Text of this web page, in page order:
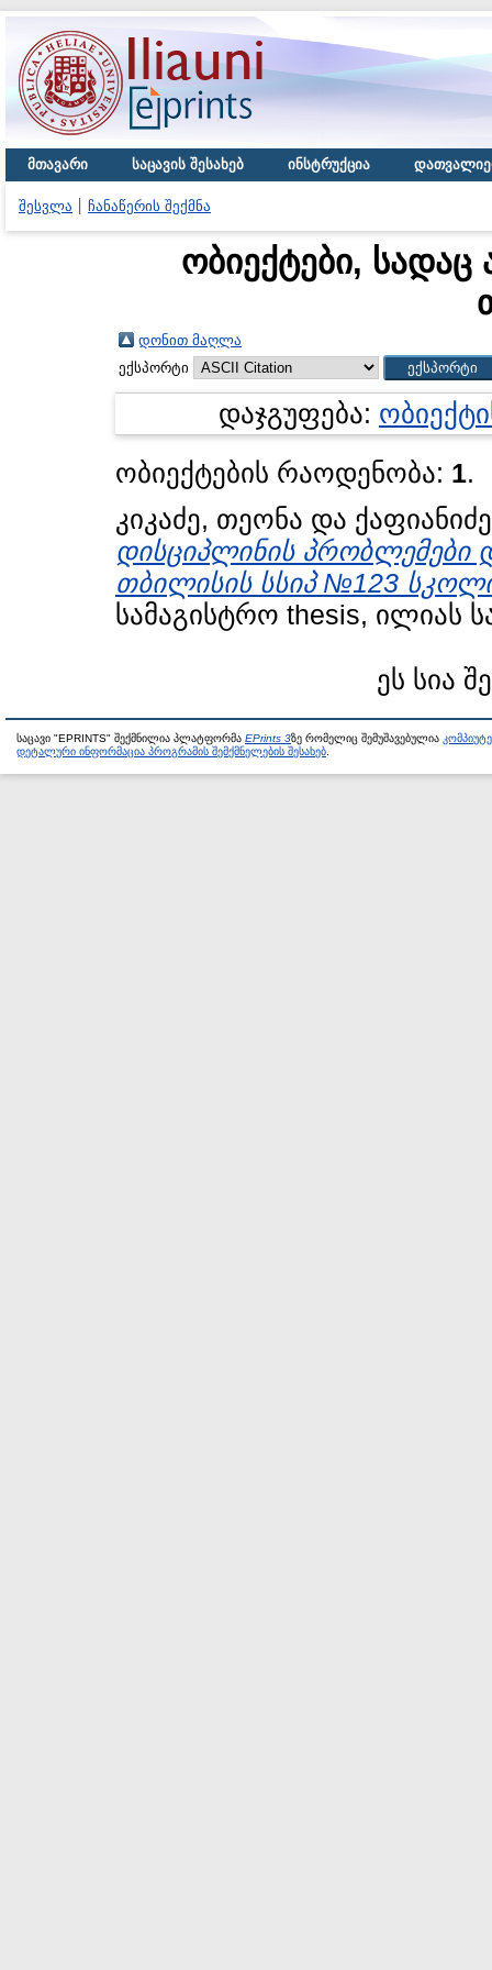
მთავარი საცავის შესახებ ინსტრუქცია
შესვლა ჩანაწერის შექმნა
ობიექტები,
დონით მაღლა
ექსპორტი
დაჯგუფება:
ობიექტების რაოდენობა: 1.
კიკაძე, თეონა და
დისციპლინის პრობლემები
თბილისის სსიპ №123
სამაგისტრო thesis, ილიას
ეს სია
საცავი "EPRINTS" შექმნილია პლატფორმა EPrints 3ზე რომელიც შემუშავებულია
დეტალური ინფორმაცია პროგრამის შემქმნელების შესახებ